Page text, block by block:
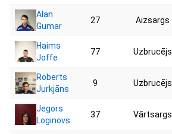
Alan
Gumar
27 Aizsargs
Haims
Joffe
77 Uzbrucējs
Roberts
Jurkjāns
9 Uzbrucējs
Jegors
Loginovs
37 Vārtsargs